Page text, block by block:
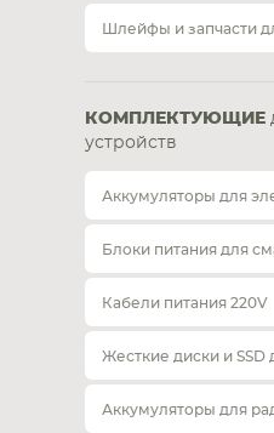
Шлейфы и запчасти
КОМПЛЕКТУЮЩИЕ
устройств
Аккумуляторы для
Блоки питания для
Кабели питания 220V
Жесткие диски и SSD
Аккумуляторы для